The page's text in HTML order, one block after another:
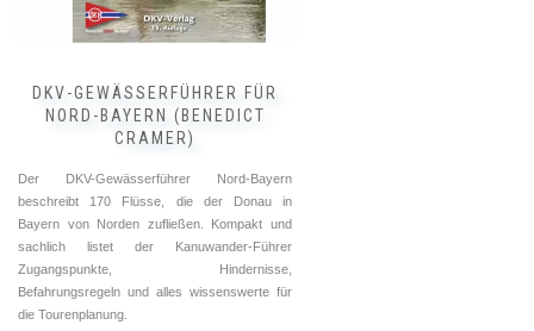
DKV-GEWÄSSERFÜHRER FÜR
NORD-BAYERN (BENEDICT
CRAMER)
Der DKV-Gewässerführer Nord-Bayern
beschreibt 170 Flüsse, die der Donau in
Bayern von Norden zufließen. Kompakt und
sachlich listet der Kanuwander-Führer
Zugangspunkte, Hindernisse,
Befahrungsregeln und alles wissenswerte für
die Tourenplanung.